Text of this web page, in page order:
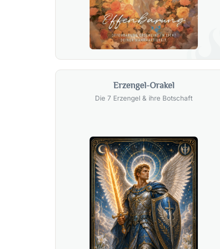
Erzengel-Orakel
Die 7 Erzengel & ihre Botschaft